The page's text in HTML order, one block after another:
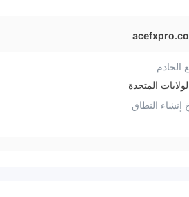
الخادم
المتحدة
إنشاء النطاق